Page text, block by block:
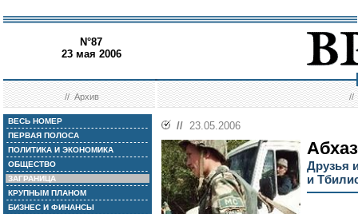
N°87
23 мая 2006
//Архив //
ВЕСЬ НОМЕР
ПЕРВАЯ ПОЛОСА
ПОЛИТИКА И ЭКОНОМИКА
ОБЩЕСТВО
ЗАГРАНИЦА
КРУПНЫМ ПЛАНОМ
БИЗНЕС И ФИНАНСЫ
// 23.05.2006
Друзья
и